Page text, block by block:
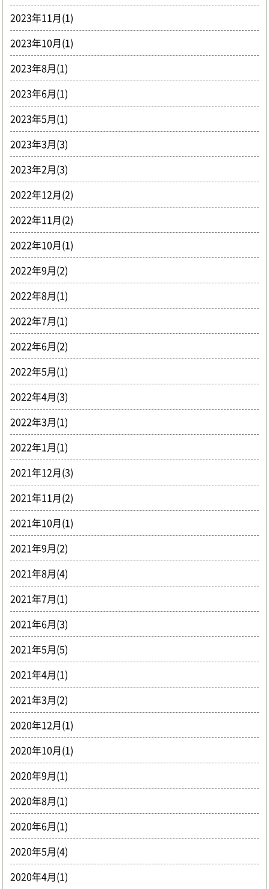
2023年11月(1)
2023年10月(1)
2023年8月(1)
2023年6月(1)
2023年5月(1)
2023年3月(3)
2023年2月(3)
2022年12月(2)
2022年11月(2)
2022年10月(1)
2022年9月(2)
2022年8月(1)
2022年7月(1)
2022年6月(2)
2022年5月(1)
2022年4月(3)
2022年3月(1)
2022年1月(1)
2021年12月(3)
2021年11月(2)
2021年10月(1)
2021年9月(2)
2021年8月(4)
2021年7月(1)
2021年6月(3)
2021年5月(5)
2021年4月(1)
2021年3月(2)
2020年12月(1)
2020年10月(1)
2020年9月(1)
2020年8月(1)
2020年6月(1)
2020年5月(4)
2020年4月(1)